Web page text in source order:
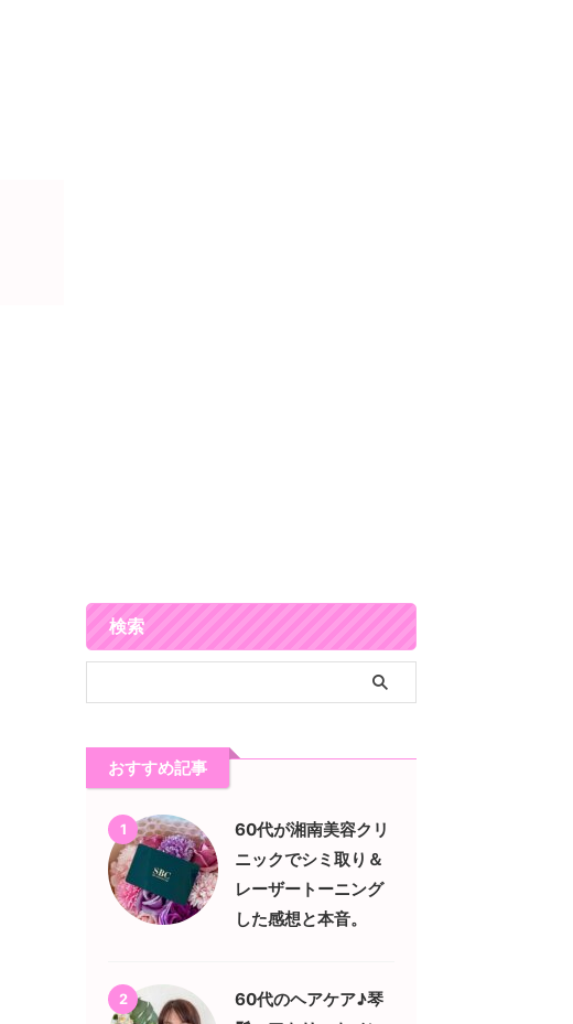
検索
おすすめ記事
1
60代が湘南美容クリ
ニックでシミ取り＆
レーザートーニング
した感想と本音。
2
60代のヘアケア♪琴